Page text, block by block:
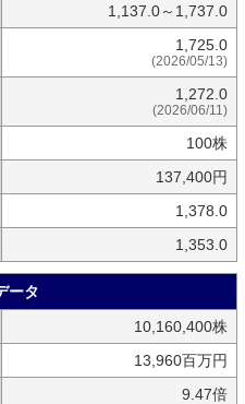
1,137.0～1,737.0
1,725.0
(2026/05/13)
1,272.0
(2026/06/11)
100株
137,400円
1,378.0
1,353.0
ータ
10,160,400株
13,960百万円
9.47倍